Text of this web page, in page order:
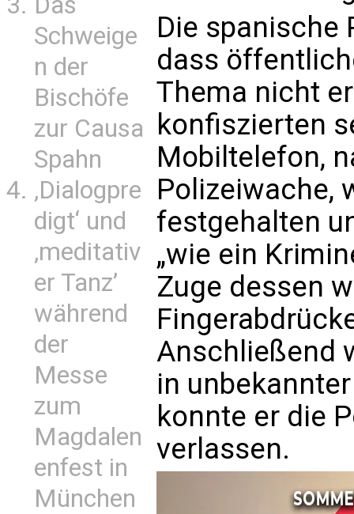
Schweige
n der
Bischöfe
zur Causa
Spahn
‚Dialogpre
digt‘ und
‚meditativ
er Tanz’
während
der
Messe
zum
Magdalen
enfest in
München
Die spanische
dass
Thema nicht
konfiszierten
Mobiltelefon,
Polizeiwache,
festgehalten
„wie ein
Zuge dessen
Anschließend
in
konnte er die
verlassen.